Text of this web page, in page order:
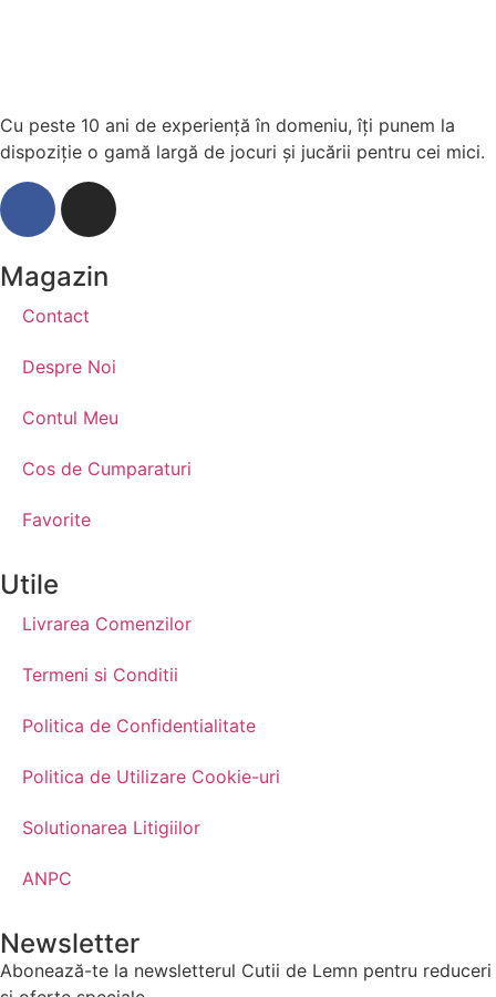
Cu peste 10 ani de experiență în domeniu, îți punem la
dispoziție o gamă largă de jocuri și jucării pentru cei mici.
Magazin
Contact
Despre Noi
Contul Meu
Cos de Cumparaturi
Favorite
Utile
Livrarea Comenzilor
Termeni si Conditii
Politica de Confidentialitate
Politica de Utilizare Cookie-uri
Solutionarea Litigiilor
ANPC
Newsletter
Abonează-te la newsletterul Cutii de Lemn pentru reduceri